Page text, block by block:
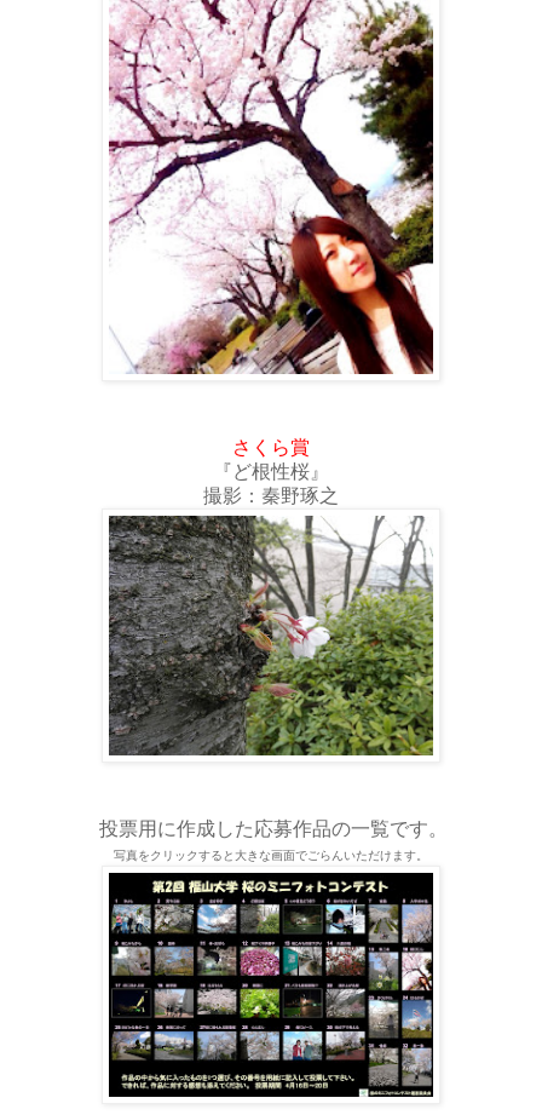
さくら賞
『ど根性桜』
撮影：秦野琢之
投票用に作成した応募作品の一覧です。
写真をクリックすると大きな画面でごらんいただけます。